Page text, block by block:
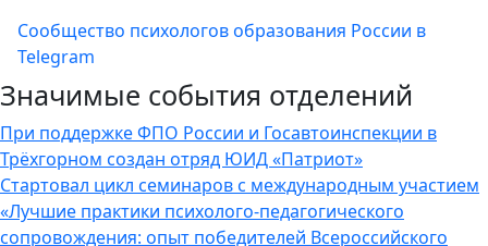
Сообщество психологов образования России в
Telegram
Значимые события отделений
При поддержке ФПО России и Госавтоинспекции в
Трёхгорном создан отряд ЮИД «Патриот»
Стартовал цикл семинаров с международным участием
«Лучшие практики психолого-педагогического
сопровождения: опыт победителей Всероссийского